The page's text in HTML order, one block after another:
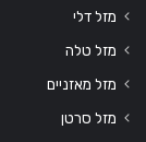
מזל דלי
מזל טלה
מזל מאזניים
מזל סרטן